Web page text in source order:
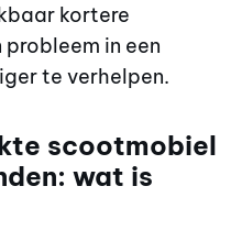
kortere
in een
te verhelpen.
scootmobiel
wat is